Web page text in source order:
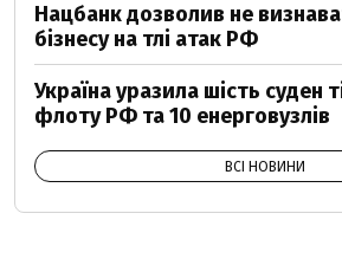
Нацбанк дозволив не
бізнесу на тлі атак РФ
Україна уразила шість суден
флоту РФ та 10 енерговузлів
ВСІ НОВИНИ